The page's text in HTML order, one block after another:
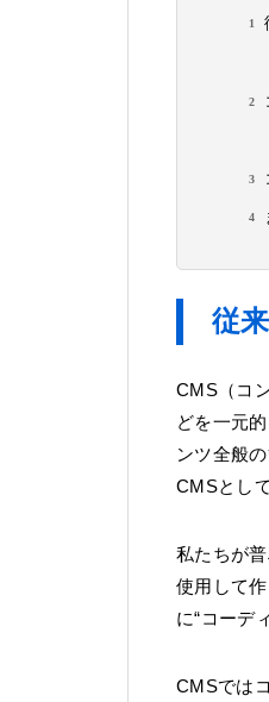
従
CMS（コ
どを一元
ンツ全般
CMSとし
私たちが
使用して
に“コーデ
CMSでは